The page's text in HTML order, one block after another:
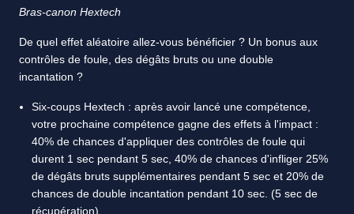
Bras-canon Hextech
De quel effet aléatoire allez-vous bénéficier ? Un bonus aux
contrôles de foule, des dégâts bruts ou une double
incantation ?
Six-coups Hextech : après avoir lancé une compétence,
votre prochaine compétence gagne des effets à l'impact :
40% de chances d'appliquer des contrôles de foule qui
durent 1 sec pendant 5 sec, 40% de chances d'infliger 25%
de dégâts bruts supplémentaires pendant 5 sec et 20% de
chances de double incantation pendant 10 sec. (5 sec de
récupération)